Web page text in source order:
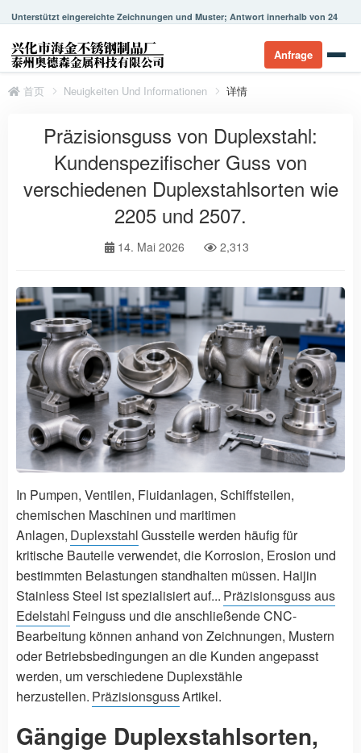
Unterstützt eingereichte Zeichnungen und Muster; Antwort innerhalb von 24
Anfrage
首页 Neuigkeiten Und Informationen 详情
Präzisionsguss von Duplexstahl:
Kundenspezifischer Guss von
verschiedenen Duplexstahlsorten wie
2205 und 2507.
14. Mai 2026 2,313
In Pumpen, Ventilen, Fluidanlagen, Schiffsteilen,
chemischen Maschinen und maritimen
Anlagen, DuplexstahlGussteile werden häufig für
kritische Bauteile verwendet, die Korrosion, Erosion und
bestimmten Belastungen standhalten müssen. Haijin
Stainless Steel ist spezialisiert auf... Präzisionsguss aus
Edelstahl Feinguss und die anschließende CNC-
Bearbeitung können anhand von Zeichnungen, Mustern
oder Betriebsbedingungen an die Kunden angepasst
werden, um verschiedene Duplexstähle
herzustellen. PräzisionsgussArtikel.
Gängige Duplexstahlsorten,